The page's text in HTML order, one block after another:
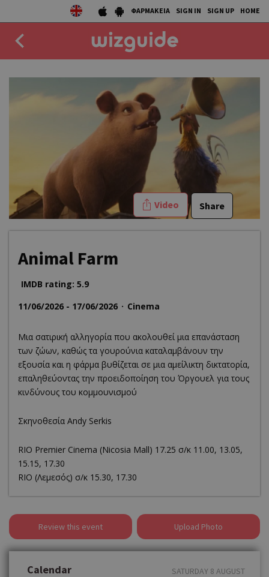
ΦΑΡΜΑΚΕΙΑ SIGN IN SIGN UP HOME
COLLECTIONS
STORIES
Video Share
Animal Farm
IMDB rating: 5.9
11/06/2026 - 17/06/2026
Cinema
Μια σατιρική αλληγορία που ακολουθεί μια επανάσταση
των ζώων, καθώς τα γουρούνια καταλαμβάνουν την
εξουσία και η φάρμα βυθίζεται σε μια αμείλικτη δικτατορία,
επαληθεύοντας την προειδοποίηση του Όργουελ για τους
κινδύνους του κομμουνισμού
Σκηνοθεσία Andy Serkis
RΙΟ Premier Cinema (Νicosia Mall) 17.25 σ/κ 11.00, 13.05,
15.15, 17.30
RIO (Λεμεσός) σ/κ 15.30, 17.30
Review this event Upload Photo
Calendar SATURDAY 8 AUGUST